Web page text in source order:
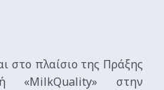
στο πλαίσιο της Πράξης
«MilkQuality» στην